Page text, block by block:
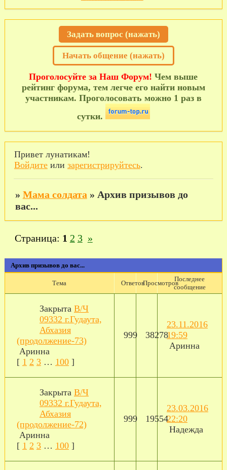
Задать вопрос (нажать)
Начать общение (нажать)
Проголосуйте за Наш Форум! Чем выше
рейтинг форума, тем легче его найти новым
участникам. Проголосовать можно 1 раз в
сутки.
Привет лунатикам!
Войдитеили зарегистрируйтесь.
» Мама солдата » Архив призывов до
вас...
Архив призывов до вас...
Страница: 1 2 3 »
Тема ОтветовПросмотров
Последнее
сообщение
Закрыта В/Ч
09332 г.Гудаута,
Абхазия
(продолжение-73)
Аринна
[ 1 2 3 … 100 ]
999 38278
23.11.2016
19:59
Аринна
Закрыта В/Ч
09332 г.Гудаута,
Абхазия
(продолжение-72)
Аринна
[ 1 2 3 … 100 ]
999 19554
23.03.2016
22:20
Надежда